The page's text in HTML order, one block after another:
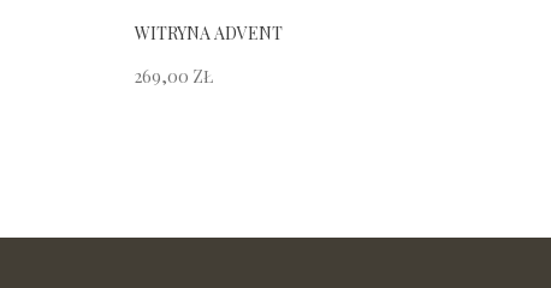
WITRYNA ADVENT
269,00 ZŁ